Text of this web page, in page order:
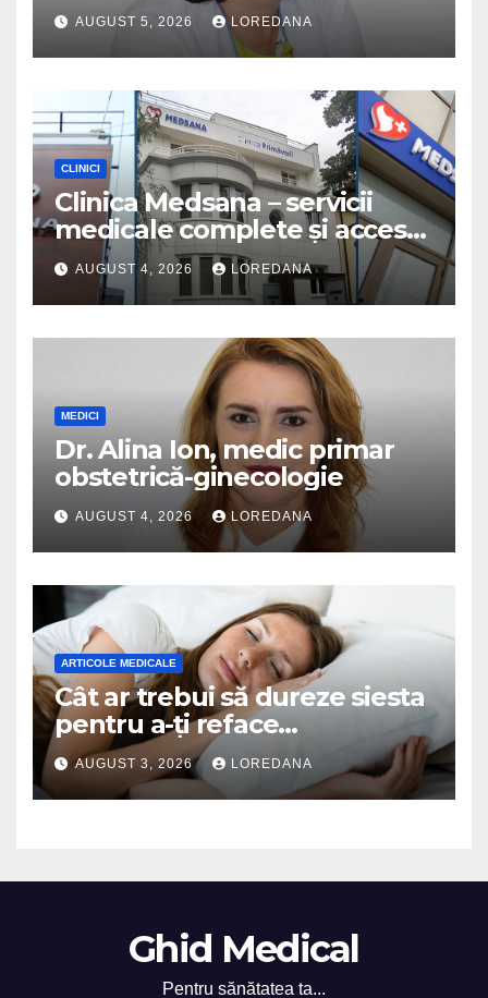
AUGUST 5, 2026 LOREDANA
CLINICI
Clinica Medsana – servicii
medicale complete și acces
la specialiști cu experiență
AUGUST 4, 2026 LOREDANA
MEDICI
Dr. Alina Ion, medic primar
obstetrică-ginecologie
AUGUST 4, 2026 LOREDANA
ARTICOLE MEDICALE
Cât ar trebui să dureze siesta
pentru a-ți reface
organismul? Specialiștii
explică durata ideală a
somnului de după-amiază
AUGUST 3, 2026 LOREDANA
Ghid Medical
Pentru sănătatea ta...